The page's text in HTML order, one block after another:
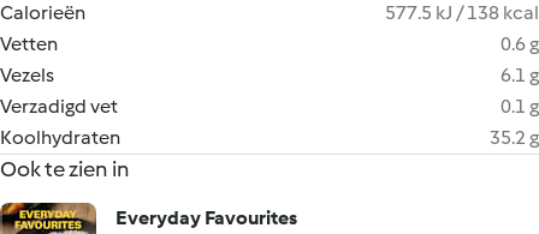
Calorieën
577.5 kJ / 138 kcal
Vetten
0.6 g
Vezels
6.1 g
Verzadigd vet
0.1 g
Koolhydraten
35.2 g
Ook te zien in
Everyday Favourites